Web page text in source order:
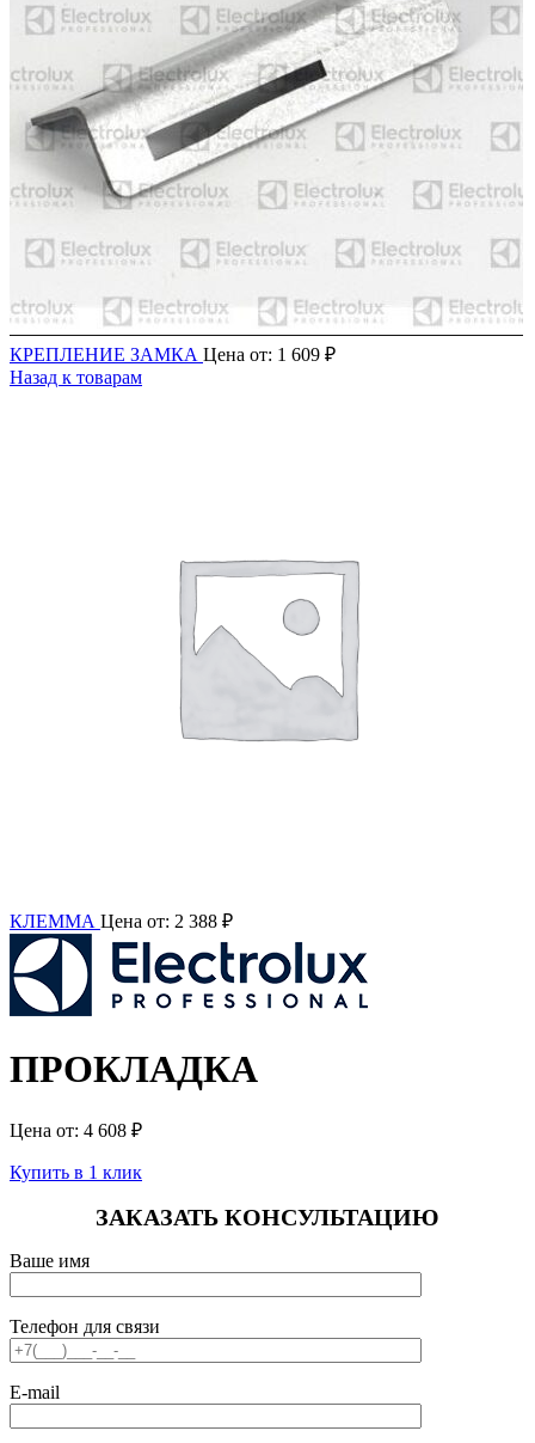
КРЕПЛЕНИЕ ЗАМКА Цена от: 1 609 ₽
Назад к товарам
КЛЕММА Цена от: 2 388 ₽
ПРОКЛАДКА
Цена от: 4 608 ₽
Купить в 1 клик
ЗАКАЗАТЬ КОНСУЛЬТАЦИЮ
Ваше имя
Телефон для связи
E-mail